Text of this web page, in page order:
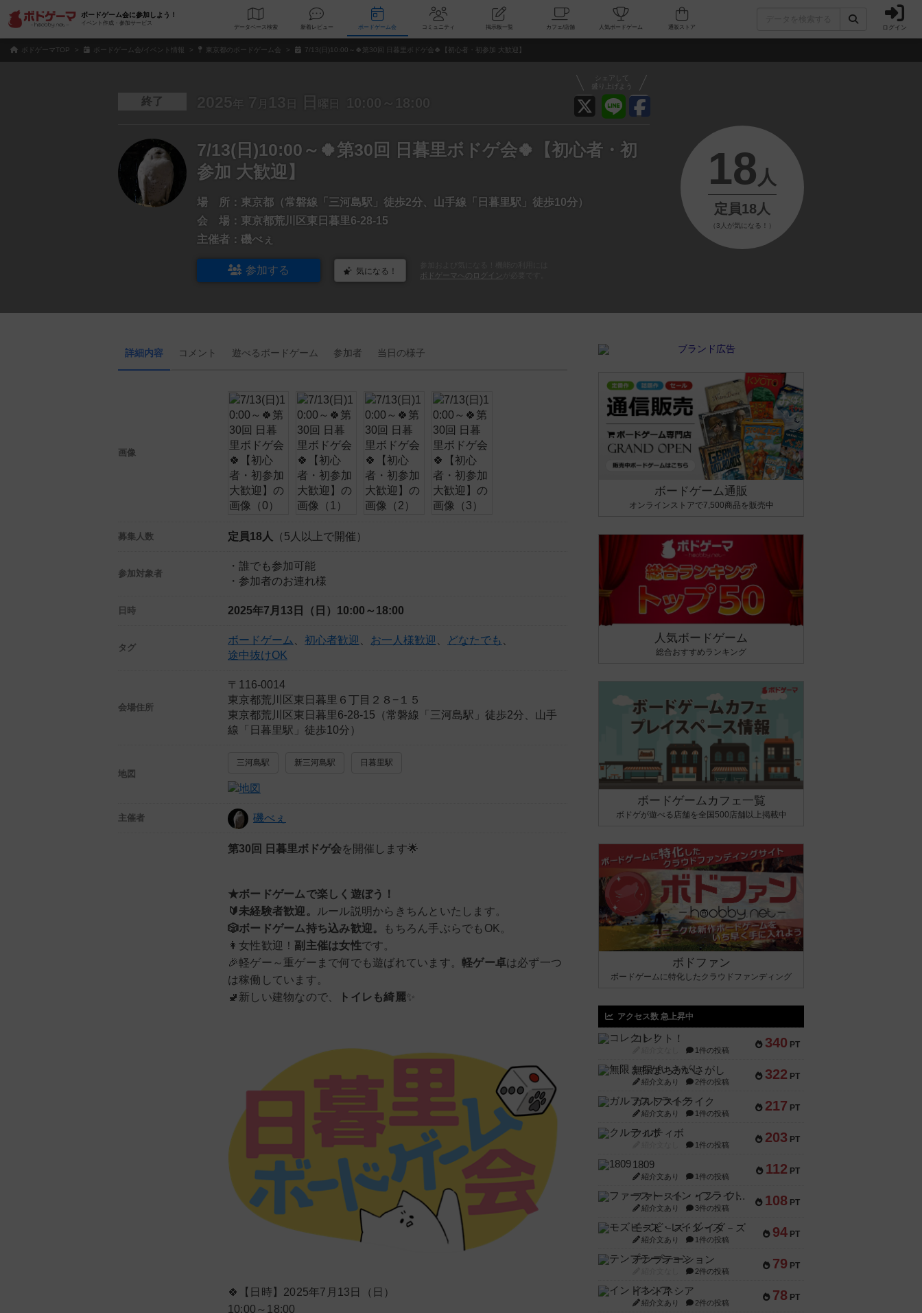
ボードゲーム会に参加しよう！
イベント作成・参加サービス
データベース 検索 新着レビュー ボードゲーム会 コミュニティ 掲示板一覧 カフェ/店舗 人気ボードゲーム ログイン
ボドゲーマTOP ボードゲーム会/イベント情報 東京都のボードゲーム会 7/13(日)10:00～🍀第30回 日暮里ボドゲ会🍀【初心者・初参加 大歓迎】
シェアして
盛り上げよう
終了 2025 年 7 月 13 日 日 曜日 10:00～18:00
7/13(日)10:00～🍀第30回 日暮里ボドゲ会🍀【初心者・初
参加 大歓迎】
場 所： 東京都（常磐線「三河島駅」徒歩2分、山手線「日暮里駅」徒歩10分）
会 場： 東京都荒川区東日暮里6-28-15
主催者： 磯べぇ
参加する 気になる！
ボドゲーマへのログイン
18 人
定員18人
（3人が気になる！）
詳細内容 コメント 遊べるボードゲーム 参加者 当日の様子
画像
募集人数 定員18人 （5人以上で開催）
参加対象者
・誰でも参加可能
・参加者のお連れ様
日時 2025年7月13日（日） 10:00～18:00
タグ
ボードゲーム 初心者歓迎 お一人様歓迎 どなたでも
途中抜けOK
会場住所
〒116-0014
東京都荒川区東日暮里６丁目２８−１５
東京都荒川区東日暮里6-28-15（常磐線「三河島駅」徒歩2分、山手
線「日暮里駅」徒歩10分）
地図
三河島駅 新三河島駅 日暮里駅
主催者 磯べぇ
第30回 日暮里ボドゲ会を開催します🌟
★ボードゲームで楽しく遊ぼう！
🔰未経験者歓迎。
ルール説明からきちんといたします。
🎲ボードゲーム持ち込み歓迎。
もちろん手ぶらでもOK。
👩女性歓迎！ 副主催は女性です。
🎉軽ゲー～重ゲーまで何でも遊ばれています。軽ゲー卓は必ず一つ
は稼働しています。
🚽新しい建物なので、
トイレも綺麗✨
🍀【日時】2025年7月13日（日）
10:00～18:00
ボードゲーム通販
オンラインストアで7,500商品を販売中
人気ボードゲーム
総合おすすめランキング
ボードゲームカフェ一覧
ボドゲが遊べる店舗を全国500店舗以上掲載中
ボドファン
ボードゲームに特化したクラウドファンディング
アクセス数 急上昇中
340 PT
コレクト！
1件の投稿
322 PT
無限まちがいさがし
紹介文あり 2件の投稿
217 PT
ガルフストライク
紹介文あり 1件の投稿
203 PT
クルティボ
1件の投稿
112 PT
1809
紹介文あり 1件の投稿
108 PT
ファースト・イン・フライト
紹介文あり 3件の投稿
94 PT
モズビ－ズ・レイダ－ズ
紹介文あり 1件の投稿
79 PT
テンプテーション
2件の投稿
78 PT
インドネシア
紹介文あり 2件の投稿